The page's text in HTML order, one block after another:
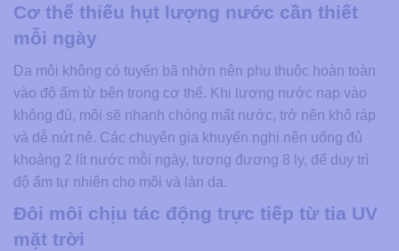
Cơ thể thiếu hụt lượng nước cần thiết
mỗi ngày
Da môi không có tuyến bã nhờn nên phụ thuộc hoàn toàn
vào độ ẩm từ bên trong cơ thể. Khi lượng nước nạp vào
không đủ, môi sẽ nhanh chóng mất nước, trở nên khô ráp
và dễ nứt nẻ. Các chuyên gia khuyến nghị nên uống đủ
khoảng 2 lít nước mỗi ngày, tương đương 8 ly, để duy trì
độ ẩm tự nhiên cho môi và làn da.
Đôi môi chịu tác động trực tiếp từ tia UV
mặt trời